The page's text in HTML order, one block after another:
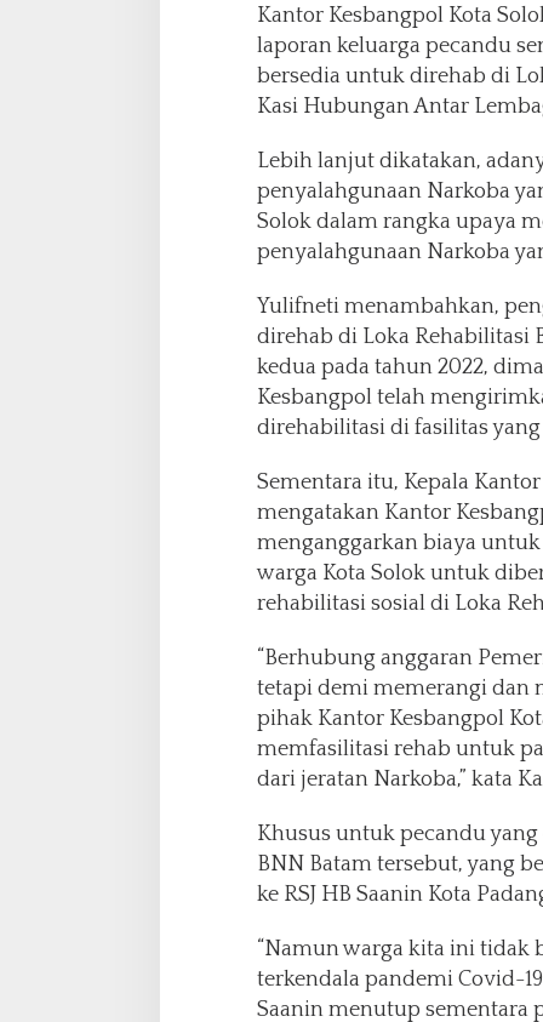
i
t
a
s
Kantor Kesbangpol Kota
laporan keluarga pecandu
bersedia untuk direhab di
Kasi Hubungan Antar
Lebih lanjut dikatakan,
penyalahgunaan Narkoba
Solok dalam rangka upaya
penyalahgunaan Narkoba
Yulifneti menambahkan,
direhab di Loka Rehabilitasi
kedua pada tahun 2022,
Kesbangpol telah
direhabilitasi di fasilitas yang
Sementara itu, Kepala
mengatakan Kantor
menganggarkan biaya
warga Kota Solok untuk
rehabilitasi sosial di Loka
“Berhubung anggaran
tetapi demi memerangi dan
pihak Kantor Kesbangpol
memfasilitasi rehab untuk
dari jeratan Narkoba,” kata
Khusus untuk pecandu
BNN Batam tersebut, yang
ke RSJ HB Saanin Kota
“Namun warga kita ini tidak
terkendala pandemi Covid-
Saanin menutup sementara